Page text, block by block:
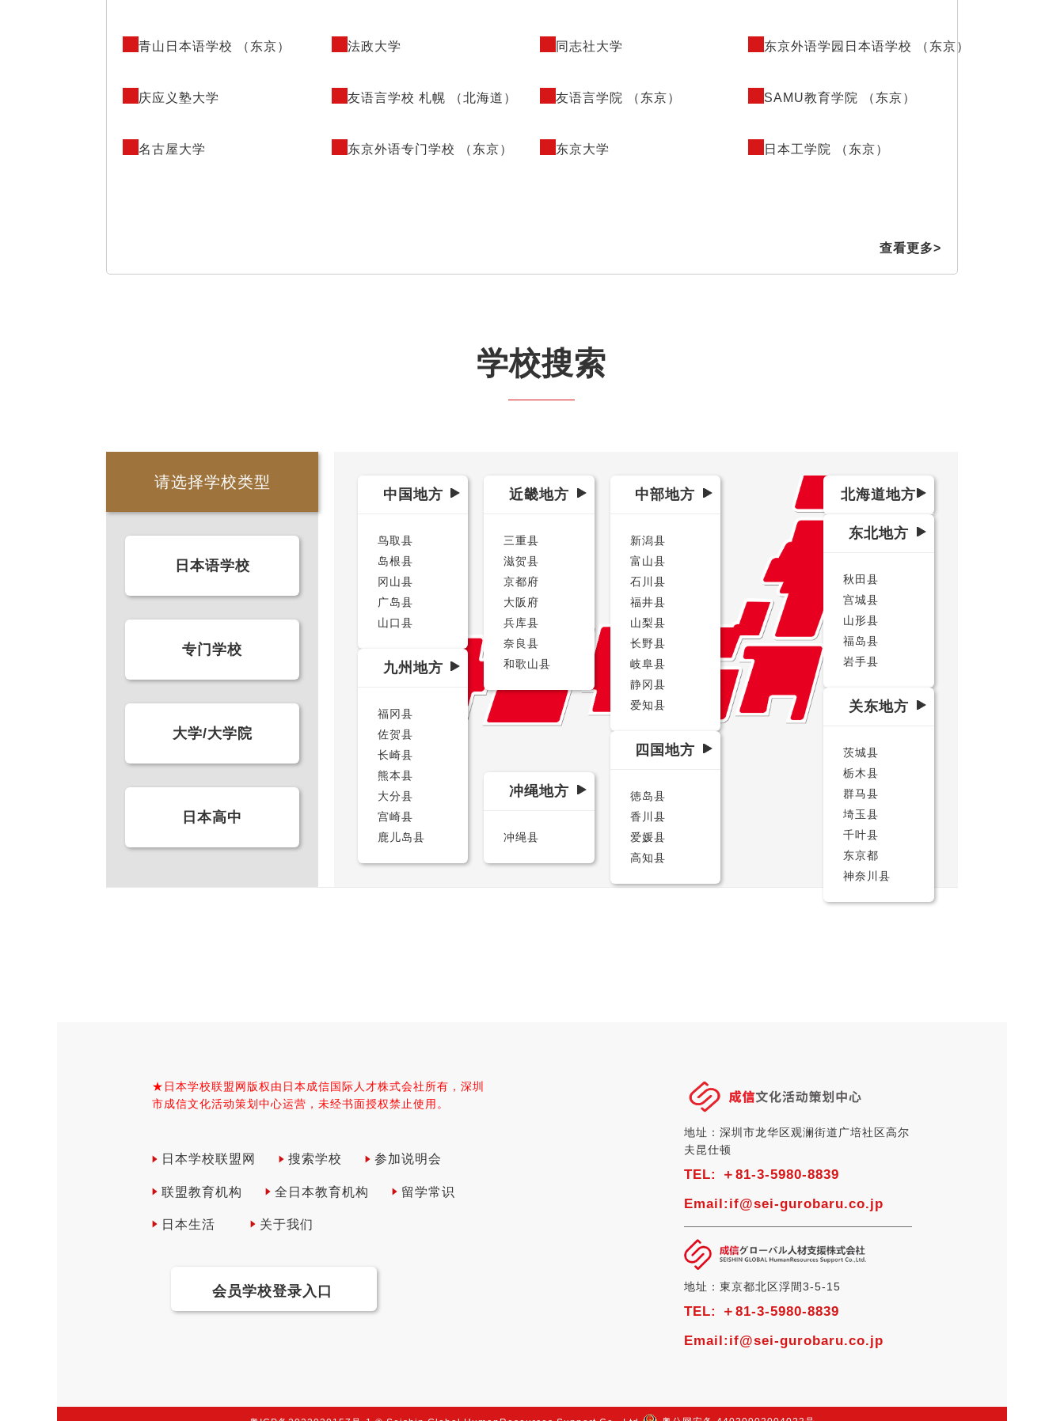
青山日本语学校 （东京） 法政大学 同志社大学 东京外语学园日本语学校 （东京）
庆应义塾大学 友语言学校 札幌 （北海道） 友语言学院 （东京） SAMU教育学院 （东京）
名古屋大学 东京外语专门学校 （东京） 东京大学 日本工学院 （东京）
查看更多>
学校搜索
请选择学校类型
日本语学校
专门学校
大学/大学院
日本高中
中国地方
鸟取县
岛根县
冈山县
广岛县
山口县
九州地方
福冈县
佐贺县
长崎县
熊本县
大分县
宫崎县
鹿儿岛县
近畿地方
三重县
滋贺县
京都府
大阪府
兵库县
奈良县
和歌山县
冲绳地方
冲绳县
中部地方
新潟县
富山县
石川县
福井县
山梨县
长野县
岐阜县
静冈县
爱知县
四国地方
徳岛县
香川县
爱媛县
高知县
北海道地方
东北地方
秋田县
宫城县
山形县
福岛县
岩手县
关东地方
茨城县
栃木县
群马县
埼玉县
千叶县
东京都
神奈川县
★日本学校联盟网版权由日本成信国际人才株式会社所有，深圳
市成信文化活动策划中心运营，未经书面授权禁止使用。
日本学校联盟网 搜索学校 参加说明会
联盟教育机构 全日本教育机构 留学常识
日本生活 关于我们
会员学校登录入口
地址：深圳市龙华区观澜街道广培社区高尔
夫昆仕顿
TEL:
＋81-3-5980-8839
Email: if@sei-gurobaru.co.jp
地址：東京都北区浮間3-5-15
TEL:
＋81-3-5980-8839
Email: if@sei-gurobaru.co.jp